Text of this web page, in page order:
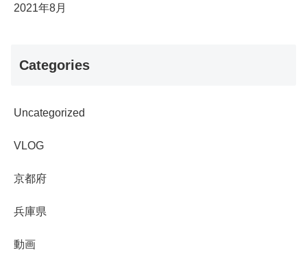
2021年8月
Categories
Uncategorized
VLOG
京都府
兵庫県
動画